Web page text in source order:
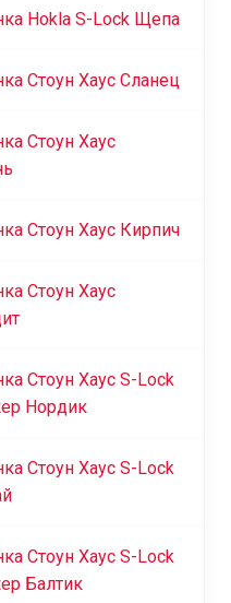
Hokla S-Lock Щепа
Стоун Хаус Сланец
Стоун Хаус
Стоун Хаус Кирпич
Стоун Хаус
Стоун Хаус S-Lock
Нордик
Стоун Хаус S-Lock
Стоун Хаус S-Lock
Балтик